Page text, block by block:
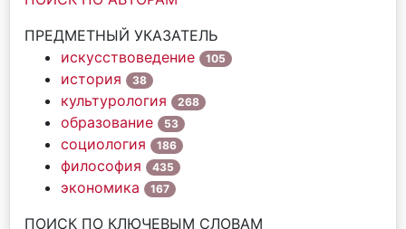
ПРЕДМЕТНЫЙ УКАЗАТЕЛЬ
искусствоведение
105
история 38
культурология 268
образование 53
социология 186
философия 435
экономика 167
ПОИСК ПО КЛЮЧЕВЫМ СЛОВАМ